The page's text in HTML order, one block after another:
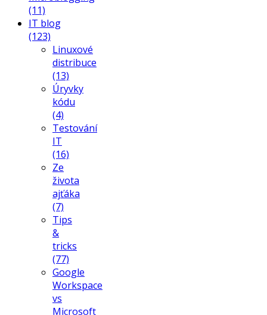
(11)
IT blog
(123)
Linuxové
distribuce
(13)
Úryvky
kódu
(4)
Testování
IT
(16)
Ze
života
ajťáka
(7)
Tips
&
tricks
(77)
Google
Workspace
vs
Microsoft